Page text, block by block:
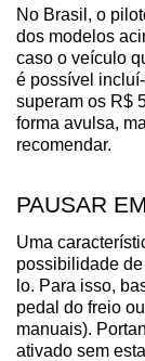
No Brasil, o
dos modelos
caso o veículo
é possível
superam os R$
forma avulsa,
recomendar.
PAUSAR
Uma
possibilidade
lo. Para isso,
pedal do freio
manuais).
ativado sem